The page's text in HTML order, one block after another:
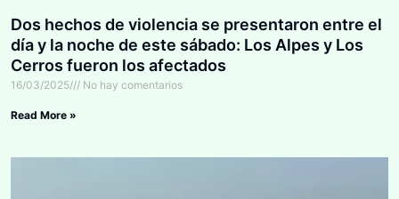
Dos hechos de violencia se presentaron entre el
día y la noche de este sábado: Los Alpes y Los
Cerros fueron los afectados
16/03/2025 No hay comentarios
Read More »